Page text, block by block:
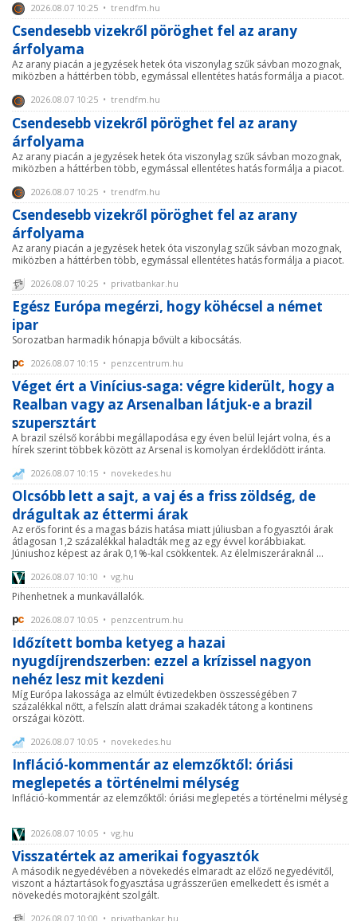
2026.08.07 10:25 • trendfm.hu
Csendesebb vizekről pöröghet fel az arany
árfolyama
Az arany piacán a jegyzések hetek óta viszonylag szűk sávban mozognak,
miközben a háttérben több, egymással ellentétes hatás formálja a piacot.
2026.08.07 10:25 • trendfm.hu
Csendesebb vizekről pöröghet fel az arany
árfolyama
Az arany piacán a jegyzések hetek óta viszonylag szűk sávban mozognak,
miközben a háttérben több, egymással ellentétes hatás formálja a piacot.
2026.08.07 10:25 • trendfm.hu
Csendesebb vizekről pöröghet fel az arany
árfolyama
Az arany piacán a jegyzések hetek óta viszonylag szűk sávban mozognak,
miközben a háttérben több, egymással ellentétes hatás formálja a piacot.
2026.08.07 10:25 • privatbankar.hu
Egész Európa megérzi, hogy köhécsel a német
ipar
Sorozatban harmadik hónapja bővült a kibocsátás.
2026.08.07 10:15 • penzcentrum.hu
Véget ért a Vinícius-saga: végre kiderült, hogy a
Realban vagy az Arsenalban látjuk-e a brazil
szupersztárt
A brazil szélső korábbi megállapodása egy éven belül lejárt volna, és a
hírek szerint többek között az Arsenal is komolyan érdeklődött iránta.
2026.08.07 10:15 • novekedes.hu
Olcsóbb lett a sajt, a vaj és a friss zöldség, de
drágultak az éttermi árak
Az erős forint és a magas bázis hatása miatt júliusban a fogyasztói árak
átlagosan 1,2 százalékkal haladták meg az egy évvel korábbiakat.
Júniushoz képest az árak 0,1%-kal csökkentek. Az élelmiszeráraknál ...
2026.08.07 10:10 • vg.hu
Pihenhetnek a munkavállalók.
2026.08.07 10:05 • penzcentrum.hu
Időzített bomba ketyeg a hazai
nyugdíjrendszerben: ezzel a krízissel nagyon
nehéz lesz mit kezdeni
Míg Európa lakossága az elmúlt évtizedekben összességében 7
százalékkal nőtt, a felszín alatt drámai szakadék tátong a kontinens
országai között.
2026.08.07 10:05 • novekedes.hu
Infláció-kommentár az elemzőktől: óriási
meglepetés a történelmi mélység
Infláció-kommentár az elemzőktől: óriási meglepetés a történelmi mélység
2026.08.07 10:05 • vg.hu
Visszatértek az amerikai fogyasztók
A második negyedévében a növekedés elmaradt az előző negyedévitől,
viszont a háztartások fogyasztása ugrásszerűen emelkedett és ismét a
növekedés motorajként szolgált.
2026.08.07 10:00 • privatbankar.hu